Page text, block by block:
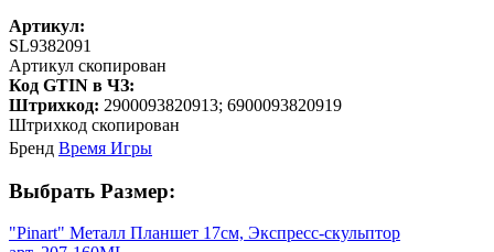
Артикул:
SL9382091
Артикул скопирован
Код GTIN в ЧЗ:
Штрихкод: 2900093820913; 6900093820919
Штрихкод скопирован
Бренд Время Игры
Выбрать Размер:
"Pinart" Металл Планшет 17см, Экспресс-скульптор